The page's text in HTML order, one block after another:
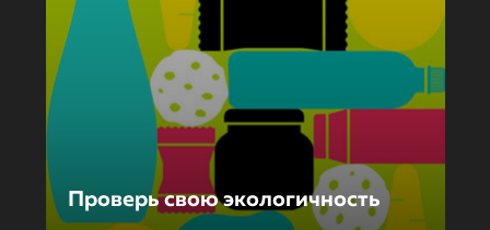
Проверь свою экологичность